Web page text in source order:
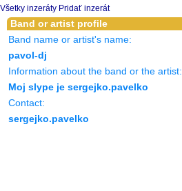
Všetky inzeráty Pridať inzerát
Band or artist profile
Band name or artist's name:
pavol-dj
Information about the band or the artist:
Moj slype je sergejko.pavelko
Contact:
sergejko.pavelko